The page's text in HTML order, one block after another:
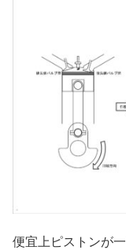
便宜上ピストンが